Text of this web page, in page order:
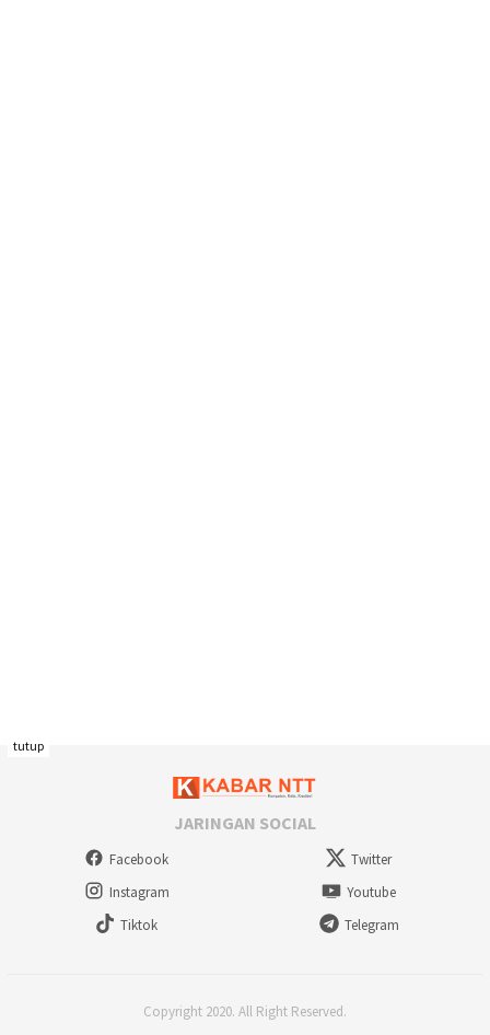
JARINGAN SOCIAL
Facebook
Twitter
Instagram
Youtube
Tiktok
Telegram
Copyright 2020. All Right Reserved.
tutup